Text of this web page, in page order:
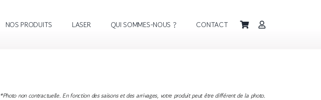
NOS PRODUITS LASER QUI SOMMES-NOUS ? CONTACT
*Photo non contractuelle. En fonction des saisons et des arrivages, votre produit peut être différent de la photo.